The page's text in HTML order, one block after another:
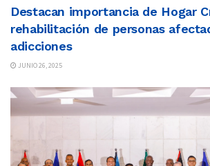
Destacan importancia de Hogar
rehabilitación de personas
adicciones
JUNIO 26, 2025